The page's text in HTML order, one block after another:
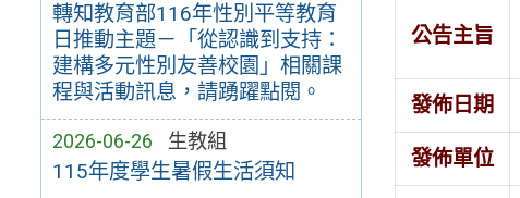
轉知教育部116年性別平等教育
日推動主題－「從認識到支持：
建構多元性別友善校園」相關課
程與活動訊息，請踴躍點閱。
2026-06-26 生教組
115年度學生暑假生活須知
公告主旨
發佈日期
發佈單位